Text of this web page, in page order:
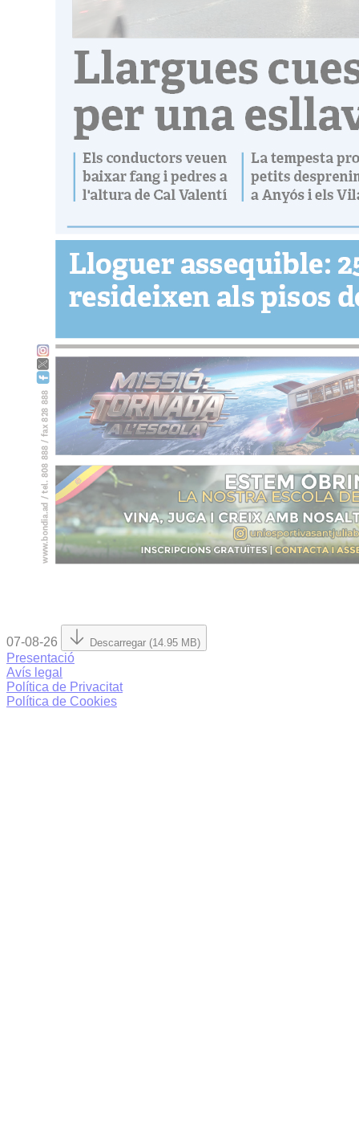
07-08-26 Descarregar (14.95 MB)
Presentació
Avís legal
Política de Privacitat
Política de Cookies